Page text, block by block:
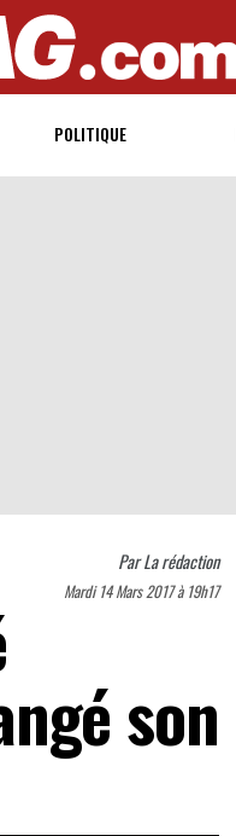
POLITIQUE
ParLa rédaction
Mardi 14 Mars 2017 à 19h17
son